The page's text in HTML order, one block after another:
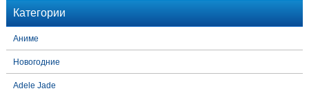
Категории
Аниме
Новогодние
Adele Jade